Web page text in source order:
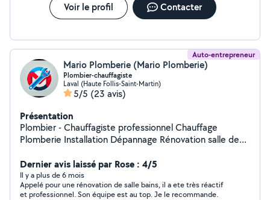
Voir le profil Contacter
Auto-entrepreneur
Mario Plomberie (Mario Plomberie)
Plombier-chauffagiste
Laval (Haute Follis-Saint-Martin)
5/5 (23 avis)
Présentation
Plombier - Chauffagiste professionnel Chauffage
Plomberie Installation Dépannage Rénovation salle de
en main
Dernier avis laissé par Rose : 4/5
Il y a plus de 6 mois
Appelé pour une rénovation de salle bains, il a ete très réactif
et professionnel. Son équipe est au top. Je le recommande.